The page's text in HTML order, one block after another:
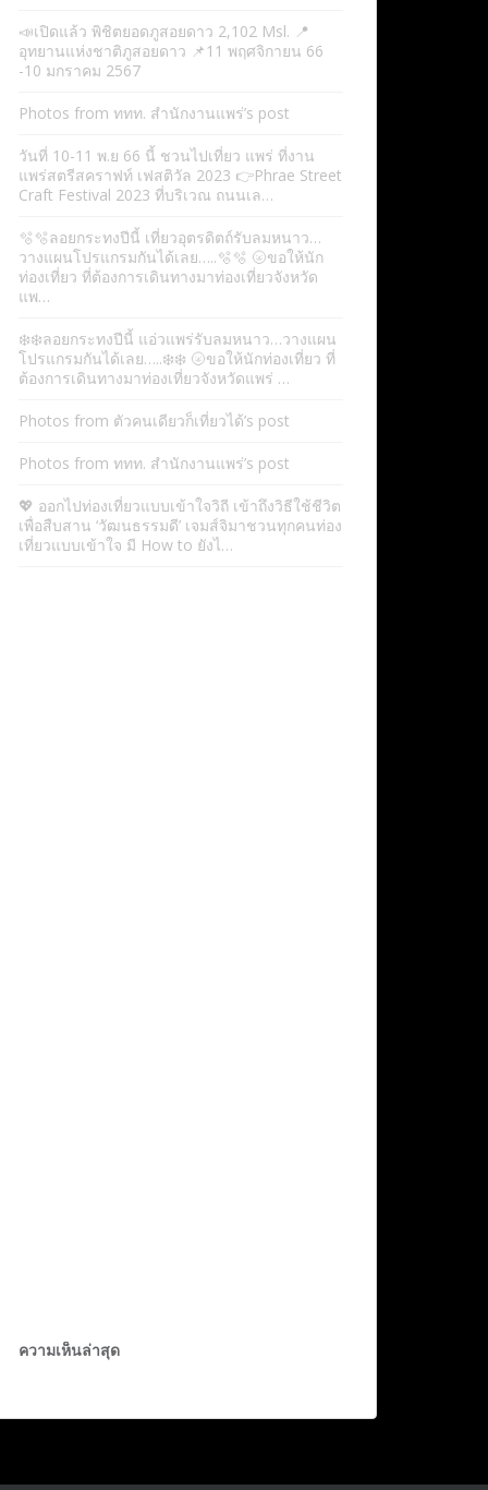
📣เปิดแล้ว พิชิตยอดภูสอยดาว 2,102 Msl. 📍
อุทยานแห่งชาติภูสอยดาว 📌11 พฤศจิกายน 66
-10 มกราคม 2567
Photos from ททท. สำนักงานแพร่’s post
วันที่ 10-11 พ.ย 66 นี้ ชวนไปเที่ยว แพร่ ที่งาน
แพร่สตรีสคราฟท์ เฟสติวัล 2023 👉Phrae Street
Craft Festival 2023 ที่บริเวณ ถนนเล…
🫧🫧ลอยกระทงปีนี้ เที่ยวอุตรดิตถ์รับลมหนาว…
วางแผนโปรแกรมกันได้เลย…..🫧🫧 🌝ขอให้นัก
ท่องเที่ยว ที่ต้องการเดินทางมาท่องเที่ยวจังหวัด
แพ…
❄️❄️ลอยกระทงปีนี้ แอ่วแพร่รับลมหนาว…วางแผน
โปรแกรมกันได้เลย…..❄️❄️ 🌝ขอให้นักท่องเที่ยว ที่
ต้องการเดินทางมาท่องเที่ยวจังหวัดแพร่ …
Photos from ตัวคนเดียวก็เที่ยวได้’s post
Photos from ททท. สำนักงานแพร่’s post
💖 ออกไปท่องเที่ยวแบบเข้าใจวิถี เข้าถึงวิธีใช้ชีวิต
เพื่อสืบสาน ‘วัฒนธรรมดี’ เจมส์จิมาชวนทุกคนท่อง
เที่ยวแบบเข้าใจ มี How to ยังไ…
ความเห็นล่าสุด